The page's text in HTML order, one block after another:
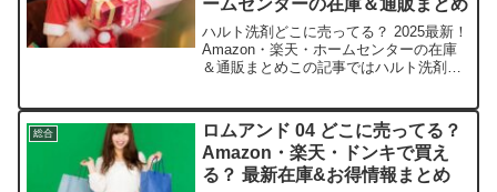
ームセンターの在庫＆通販まとめ
ハルト洗剤どこに売ってる？ 2025最新！
Amazon・楽天・ホームセンターの在庫
＆通販まとめこの記事ではハルト洗剤を
毎日の掃除が楽になる優れものを、すぐ
手に入れましょ...
総合
ロムアンド 04 どこに売ってる？
Amazon・楽天・ドンキで買え
る？ 最新在庫&お得情報まとめ